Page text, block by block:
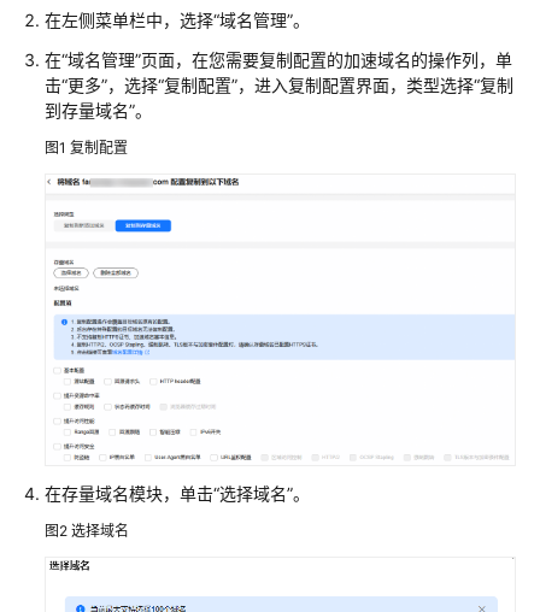
建
用
户
并
使
CDN
开
通
CDN
服
务
管
理
速
域
在左侧菜单栏中，选择“域名管理”。
在“域名管理”页面，在您需要复制配置的加速域名的操作列，单
击“更多”，选择“复制配置”，进入复制配置界面，类型选择“复制
到存量域名”。
图1 复制配置
在存量域名模块，单击“选择域名”。
图2 选择域名